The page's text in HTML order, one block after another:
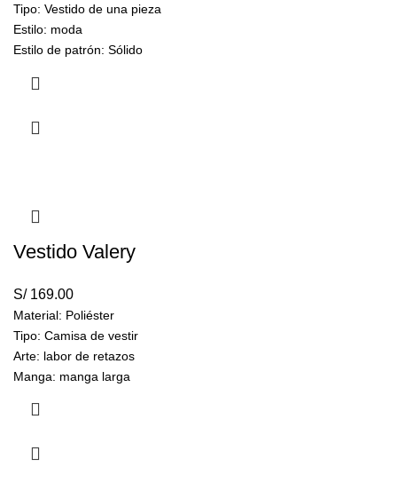
Tipo: Vestido de una pieza
Estilo: moda
Estilo de patrón: Sólido
Peso:
Vestido Valery
S/169.00
Material: Poliéster
Tipo: Camisa de vestir
Arte: labor de retazos
Manga: manga larga